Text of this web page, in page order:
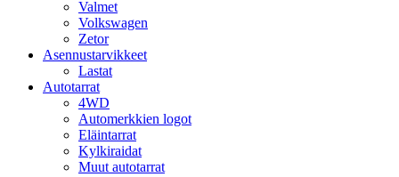
Valmet
Volkswagen
Zetor
Asennustarvikkeet
Lastat
Autotarrat
4WD
Automerkkien logot
Eläintarrat
Kylkiraidat
Muut autotarrat